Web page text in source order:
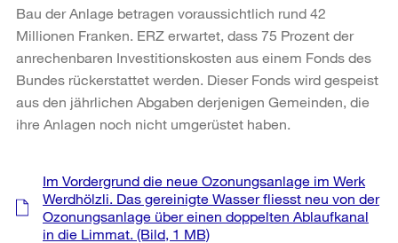
Bau der Anlage betragen voraussichtlich rund 42
Millionen Franken. ERZ erwartet, dass 75 Prozent der
anrechenbaren Investitionskosten aus einem Fonds des
Bundes rückerstattet werden. Dieser Fonds wird gespeist
aus den jährlichen Abgaben derjenigen Gemeinden, die
ihre Anlagen noch nicht umgerüstet haben.
Weitere
Informationen
Im Vordergrund die neue Ozonungsanlage im Werk
Werdhölzli. Das gereinigte Wasser fliesst neu von der
Ozonungsanlage über einen doppelten Ablaufkanal
in die Limmat. (Bild, 1 MB)